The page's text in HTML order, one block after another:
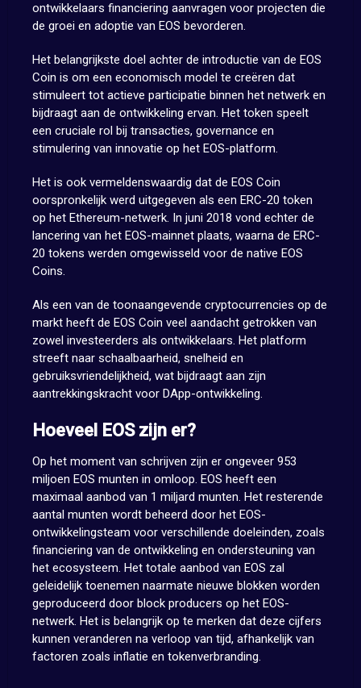
ontwikkelaars financiering aanvragen voor projecten die
de groei en adoptie van EOS bevorderen.
Het belangrijkste doel achter de introductie van de EOS
Coin is om een economisch model te creëren dat
stimuleert tot actieve participatie binnen het netwerk en
bijdraagt aan de ontwikkeling ervan. Het token speelt
een cruciale rol bij transacties, governance en
stimulering van innovatie op het EOS-platform.
Het is ook vermeldenswaardig dat de EOS Coin
oorspronkelijk werd uitgegeven als een ERC-20 token
op het Ethereum-netwerk. In juni 2018 vond echter de
lancering van het EOS-mainnet plaats, waarna de ERC-
20 tokens werden omgewisseld voor de native EOS
Coins.
Als een van de toonaangevende cryptocurrencies op de
markt heeft de EOS Coin veel aandacht getrokken van
zowel investeerders als ontwikkelaars. Het platform
streeft naar schaalbaarheid, snelheid en
gebruiksvriendelijkheid, wat bijdraagt aan zijn
aantrekkingskracht voor DApp-ontwikkeling.
Hoeveel EOS zijn er?
Op het moment van schrijven zijn er ongeveer 953
miljoen EOS munten in omloop. EOS heeft een
maximaal aanbod van 1 miljard munten. Het resterende
aantal munten wordt beheerd door het EOS-
ontwikkelingsteam voor verschillende doeleinden, zoals
financiering van de ontwikkeling en ondersteuning van
het ecosysteem. Het totale aanbod van EOS zal
geleidelijk toenemen naarmate nieuwe blokken worden
geproduceerd door block producers op het EOS-
netwerk. Het is belangrijk op te merken dat deze cijfers
kunnen veranderen na verloop van tijd, afhankelijk van
factoren zoals inflatie en tokenverbranding.